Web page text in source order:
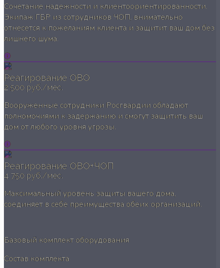
Сочетание надежности и клиентоориентированности.
Экипаж ГБР из сотрудников ЧОП, внимательно
отнесется к пожеланиям клиента и защитит ваш дом без
лишнего шума.
Реагирование ОВО
2 500 руб./мес.
Вооруженные сотрудники Росгвардии обладают
полномочиями к задержанию и смогут защитить ваш
дом от любого уровня угрозы.
Реагирование ОВО+ЧОП
4 750 руб./мес.
Максимальный уровень защиты вашего дома,
соединяет в себе преимущества обеих организаций.
Базовый комплект оборудования
Состав комплекта